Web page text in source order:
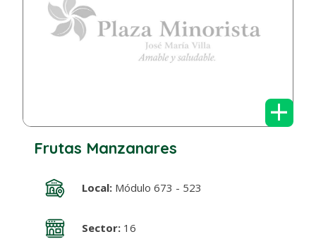
+
Frutas Manzanares
Local:Módulo 673 - 523
Sector:16